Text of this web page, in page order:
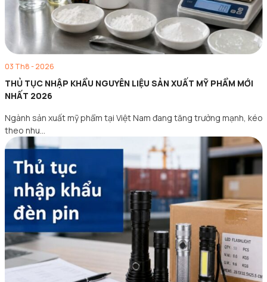
03 Th8 - 2026
THỦ TỤC NHẬP KHẨU NGUYÊN LIỆU SẢN XUẤT MỸ PHẨM MỚI
NHẤT 2026
Ngành sản xuất mỹ phẩm tại Việt Nam đang tăng trưởng mạnh, kéo
theo nhu…